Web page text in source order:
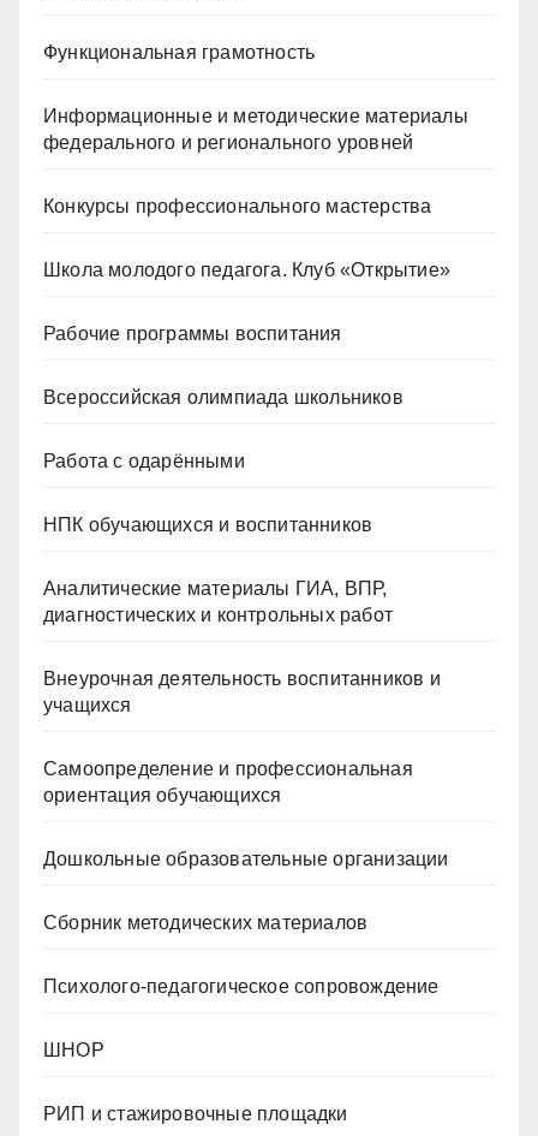
Функциональная грамотность
Информационные и методические материалы
федерального и регионального уровней
Конкурсы профессионального мастерства
Школа молодого педагога. Клуб «Открытие»
Рабочие программы воспитания
Всероссийская олимпиада школьников
Работа с одарёнными
НПК обучающихся и воспитанников
Аналитические материалы ГИА, ВПР,
диагностических и контрольных работ
Внеурочная деятельность воспитанников и
учащихся
Самоопределение и профессиональная
ориентация обучающихся
Дошкольные образовательные организации
Сборник методических материалов
Психолого-педагогическое сопровождение
ШНОР
РИП и стажировочные площадки